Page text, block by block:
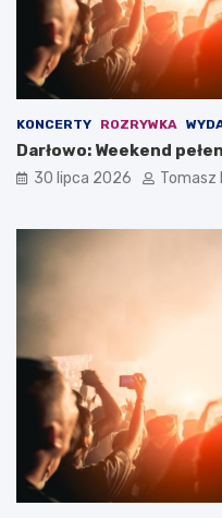
KONCERTY ROZRYWKA
Darłowo: Weekend
30 lipca 2026 Tomasz